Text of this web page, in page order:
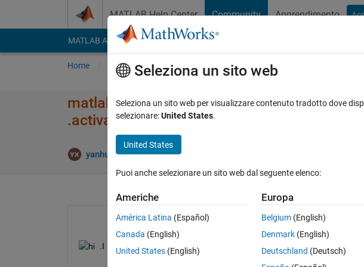
MATLAB Help Center Community Apprendimento
MATLAB Answers File Exchange Cody
Home Poni una domanda Risposta Naviga
matlab online unrecognized function or
.activate service
yanhua xu 19 Ott 2020
Seleziona un sito web
Seleziona un sito web per visualizzare contenuto tradotto dove
selezionare:United States.
United States
Puoi anche selezionare un sito web dal seguente elenco:
Americhe
América Latina (Español)
Canada (English)
United States (English)
Europa
Belgium (English)
Denmark (English)
Deutschland (Deutsch)